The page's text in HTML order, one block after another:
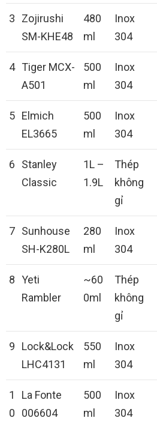
3
Zojirushi
SM-KHE48
480
ml
Inox
304
4 Tiger MCX-
A501
500
ml
Inox
304
5 Elmich
EL3665
500
ml
Inox
304
6
Stanley
Classic
1L –
1.9L
Thép
không
gỉ
7 Sunhouse
SH-K280L
280
ml
Inox
304
8 Yeti
Rambler
~60
0ml
Thép
không
gỉ
9
Lock&Lock
LHC4131
550
ml
Inox
304
1
0
La Fonte
006604
500
ml
Inox
304